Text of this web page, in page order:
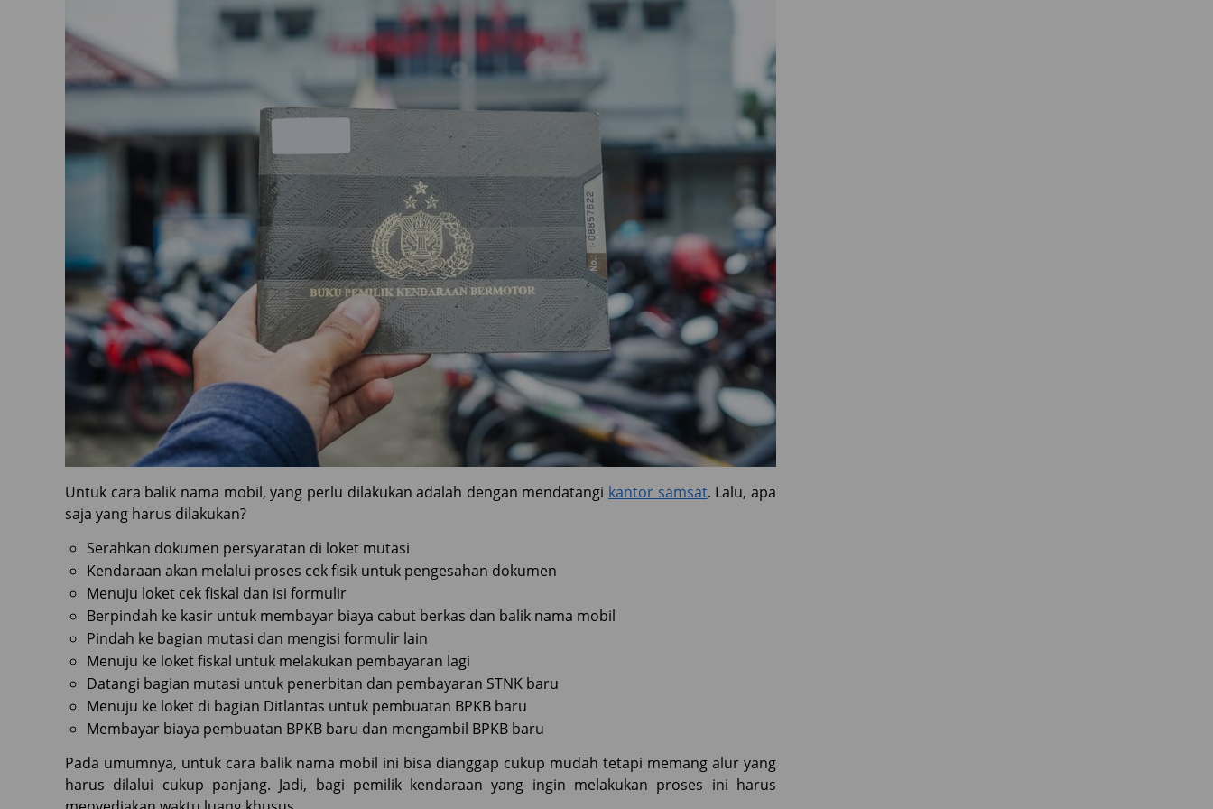
Untuk cara balik nama mobil, yang perlu dilakukan adalah dengan mendatangi kantor samsat. Lalu, apa
saja yang harus dilakukan?
Serahkan dokumen persyaratan di loket mutasi
Kendaraan akan melalui proses cek fisik untuk pengesahan dokumen
Menuju loket cek fiskal dan isi formulir
Berpindah ke kasir untuk membayar biaya cabut berkas dan balik nama mobil
Pindah ke bagian mutasi dan mengisi formulir lain
Menuju ke loket fiskal untuk melakukan pembayaran lagi
Datangi bagian mutasi untuk penerbitan dan pembayaran STNK baru
Menuju ke loket di bagian Ditlantas untuk pembuatan BPKB baru
Membayar biaya pembuatan BPKB baru dan mengambil BPKB baru
Pada umumnya, untuk cara balik nama mobil ini bisa dianggap cukup mudah tetapi memang alur yang
harus dilalui cukup panjang. Jadi, bagi pemilik kendaraan yang ingin melakukan proses ini harus